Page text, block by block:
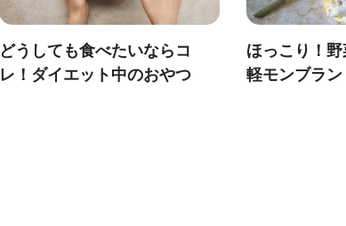
どうしても食べたいならコ
レ！ダイエット中のおやつ
ほっこり！
軽モンブラン